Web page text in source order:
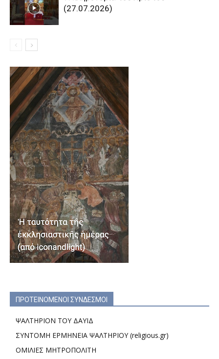
(27.07.2026)
ΠΡΟΤΕΙΝΟΜΕΝΟΙ ΣΥΝΔΕΣΜΟΙ
ΨΑΛΤΗΡΙΟΝ ΤΟΥ ΔΑΥΙΔ
ΣΥΝΤΟΜΗ ΕΡΜΗΝΕΙΑ ΨΑΛΤΗΡΙΟΥ (religious.gr)
ΟΜΙΛΙΕΣ ΜΗΤΡΟΠΟΛΙΤΗ